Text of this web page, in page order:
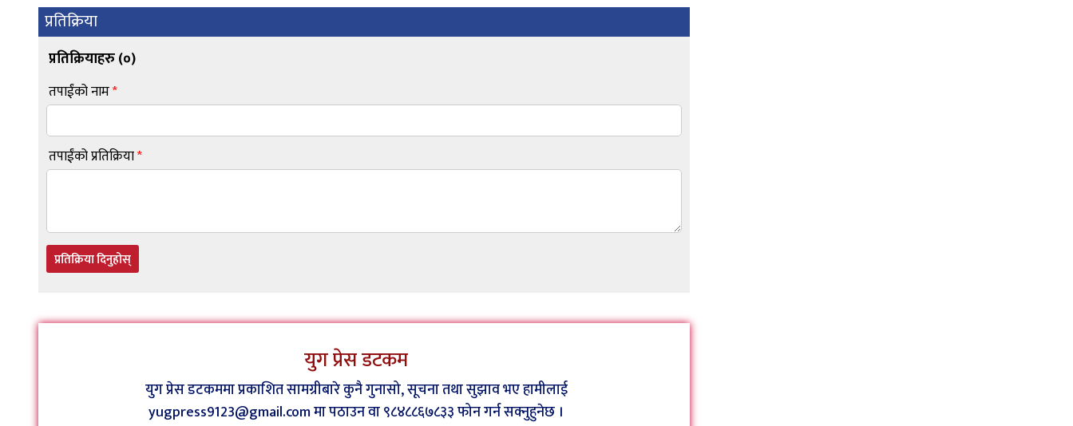
प्रतिक्रिया
प्रतिक्रियाहरु (०)
तपाईंको नाम*
तपाईंको प्रतिक्रिया*
प्रतिक्रिया दिनुहोस्
युग प्रेस डटकम
युग प्रेस डटकममा प्रकाशित सामग्रीबारे कुनै गुनासो, सूचना तथा सुझाव भए हामीलाई
yugpress9123@gmail.com मा पठाउन वा ९८४८८६७८३३ फोन गर्न सक्नुहुनेछ ।